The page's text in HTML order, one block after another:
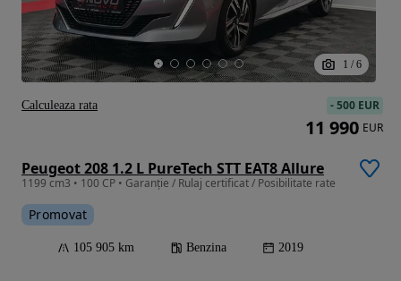
1 / 6
Peugeot 208 1.2 L PureTech STT EAT8 Allure
1199 cm3 • 100 CP • Garanție / Rulaj certificat / Posibilitate rate
Promovat
105 905 km Benzina 2019
-500 EUR
11 990 EUR
Calculeaza rata